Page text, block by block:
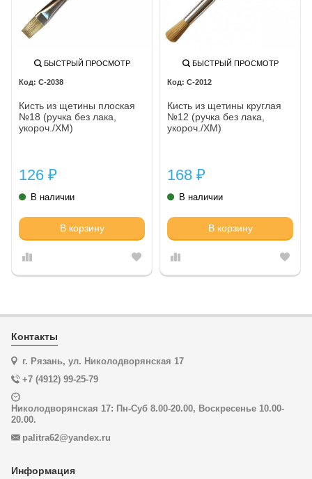
БЫСТРЫЙ ПРОСМОТР
С-2038
Кисть из щетины плоская
№18 (ручка без лака,
укороч./ХМ)
126 ₽
В наличии
В корзину
БЫСТРЫЙ ПРОСМОТР
С-2012
Кисть из щетины круглая
№12 (ручка без лака,
укороч./ХМ)
168 ₽
В наличии
В корзину
Контакты
г. Рязань, ул. Николодворянская 17
+7 (4912) 99-25-79
Николодворянская 17: Пн-Суб 8.00-20.00, Воскресенье 10.00-
20.00.
palitra62@yandex.ru
Информация